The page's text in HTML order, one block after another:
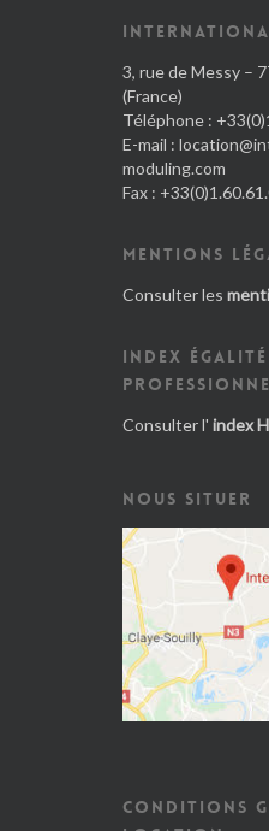
3, rue de Messy –
(France)
Téléphone :
E-mail :
moduling.com
Fax :
MENTIONS
Consulter les
INDEX ÉGALITÉ
Consulter l' index
NOUS SITUER
CONDITIONS